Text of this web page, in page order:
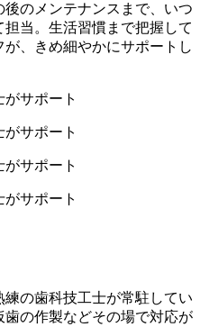
のメンテナンスまで、いつ
当。生活習慣まで把握して
、きめ細やかにサポートし
の歯科技工士が常駐してい
の作製などその場で対応が